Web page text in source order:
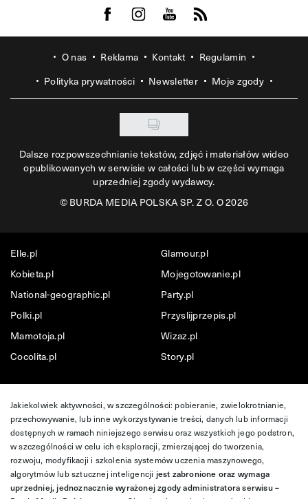
Visit us on Facebook
Visit us on Instagram
Visit us on Youtube
Visit us on Rss
O nas Reklama Kontakt
Regulamin
Polityka prywatności
Newsletter Moje zgody
Dalsze rozpowszechnianie tekstów, zdjęć i materiałów wideo
opublikowanych w serwisie w całości lub w części wymaga
uprzedniej zgody wydawcy.
©BURDA MEDIA POLSKA SP. Z O. O 2026
Elle.pl
Glamour.pl
Kobieta.pl
Mojegotowanie.pl
National-geographic.pl
Party.pl
Polki.pl
Przyslijprzepis.pl
Mamotoja.pl
Wizaz.pl
Cocolita.pl
Story.pl
Jakiekolwiek aktywności, w szczególności: pobieranie, zwielokrotnianie,
przechowywanie, lub inne wykorzystywanie treści, danych lub informacji
dostępnych w ramach niniejszego serwisu oraz wszystkich jego podstron,
w szczególności w celu ich eksploracji, zmierzającej do tworzenia,
rozwoju, modyfikacji i szkolenia systemów uczenia maszynowego,
algorytmów lub sztucznej inteligencji jest zabronione oraz wymaga
uprzedniej, jednoznacznie wyrażonej zgody administratora serwisu –